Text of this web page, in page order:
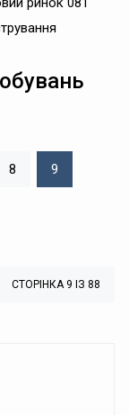
8 9
СТОРІНКА 9 ІЗ 88